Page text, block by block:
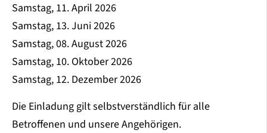
Samstag, 11. April 2026
Samstag, 13. Juni 2026
Samstag, 08. August 2026
Samstag, 10. Oktober 2026
Samstag, 12. Dezember 2026
Die Einladung gilt selbstverständlich für alle
Betroffenen und unsere Angehörigen.